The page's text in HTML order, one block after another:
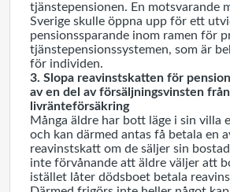
tjänstepensionen. En motsvarande
Sverige skulle öppna upp för ett
pensionssparande inom ramen för
tjänstepensionssystemen, som är
för individen.
3. Slopa reavinstskatten för
av en del av försäljningsvinsten
livränteförsäkring
Många äldre har bott läge i sin villa
och kan därmed antas få betala en
reavinstskatt om de säljer sin
inte förvånande att äldre väljer att
istället låter dödsboet betala